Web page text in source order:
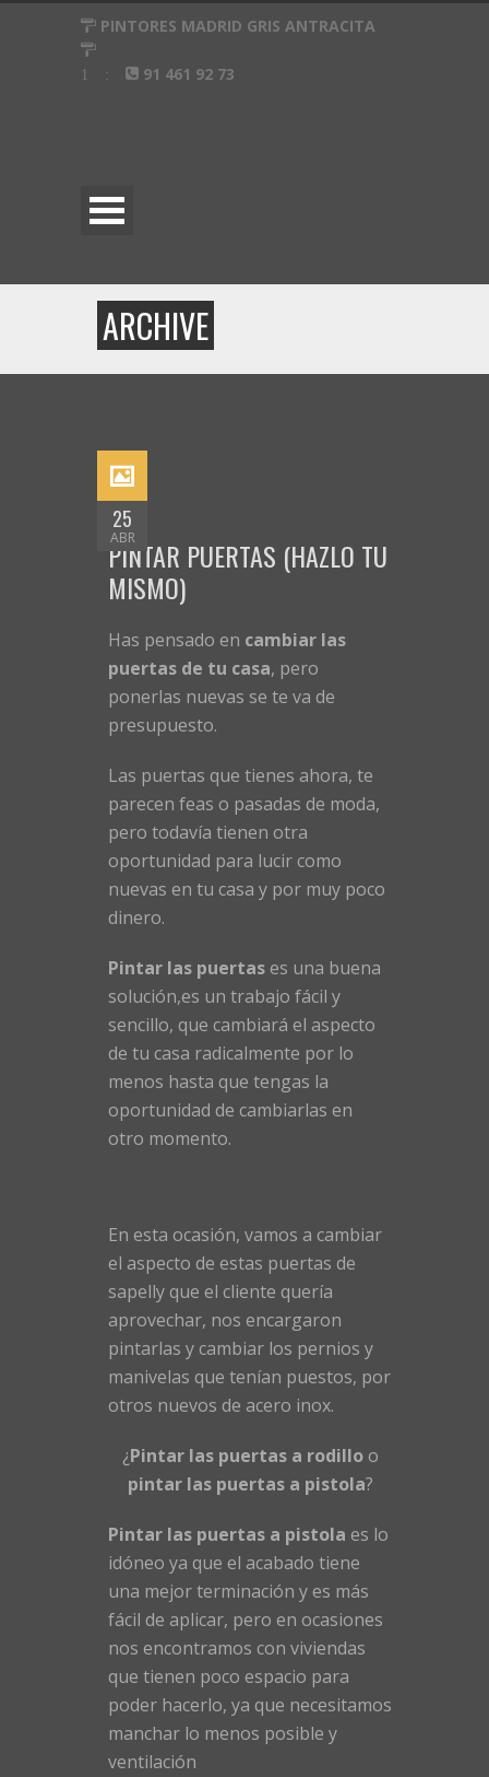
PINTORES MADRID GRIS ANTRACITA
91 461 92 73
ARCHIVE
25
ABR
PINTAR PUERTAS (HAZLO TU
MISMO)
Has pensado en cambiar las
puertas de tu casa, pero
ponerlas nuevas se te va de
presupuesto.
Las puertas que tienes ahora, te
parecen feas o pasadas de moda,
pero todavía tienen otra
oportunidad para lucir como
nuevas en tu casa y por muy poco
dinero.
Pintar las puertas es una buena
solución,es un trabajo fácil y
sencillo, que cambiará el aspecto
de tu casa radicalmente por lo
menos hasta que tengas la
oportunidad de cambiarlas en
otro momento.
En esta ocasión, vamos a cambiar
el aspecto de estas puertas de
sapelly que el cliente quería
aprovechar, nos encargaron
pintarlas y cambiar los pernios y
manivelas que tenían puestos, por
otros nuevos de acero inox.
¿Pintar las puertas a rodilloo
pintar las puertas a pistola?
Pintar las puertas a pistola es lo
idóneo ya que el acabado tiene
una mejor terminación y es más
fácil de aplicar, pero en ocasiones
nos encontramos con viviendas
que tienen poco espacio para
poder hacerlo, ya que necesitamos
manchar lo menos posible y
ventilación